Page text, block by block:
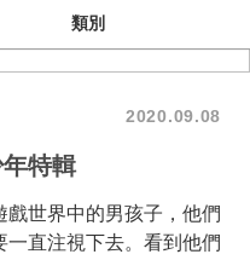
類別
2020.09.08
特輯
世界中的男孩子，他們
直注視下去。看到他們